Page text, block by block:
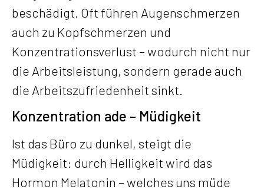
beschädigt. Oft führen Augenschmerzen
auch zu Kopfschmerzen und
Konzentrationsverlust – wodurch nicht nur
die Arbeitsleistung, sondern gerade auch
die Arbeitszufriedenheit sinkt.
Konzentration ade – Müdigkeit
Ist das Büro zu dunkel, steigt die
Müdigkeit: durch Helligkeit wird das
Hormon Melatonin – welches uns müde